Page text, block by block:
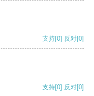
支持[0] 反对[0]
支持[0] 反对[0]